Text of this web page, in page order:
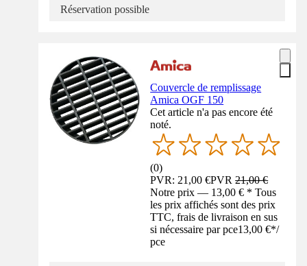
Réservation possible
Couvercle de remplissage
Amica OGF 150
Cet article n'a pas encore été
noté.
(0)
PVR: 21,00 €PVR21,00 €
Notre prix — 13,00 € * Tous
les prix affichés sont des prix
TTC, frais de livraison en sus
si nécessaire par pce13,00 €*/
pce